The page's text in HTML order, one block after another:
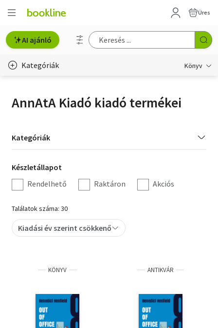
Üres
AI ajánló
Kategóriák Könyv
Erotika
Hobbi, szabadidő
Irodalom
Művészet
Szakkönyv
Szótár, nyelvkönyv
Természettudomány
Történelem
AnnAtA Kiadó kiadó termékei
Kategória
szűrés
Kategóriák
Készletállapot
szűrés
Készletállapot
Rendelhető
Raktáron Akciós
Találatok száma: 30
Kiadási év szerint csökkenő
KÖNYV ANTIKVÁR